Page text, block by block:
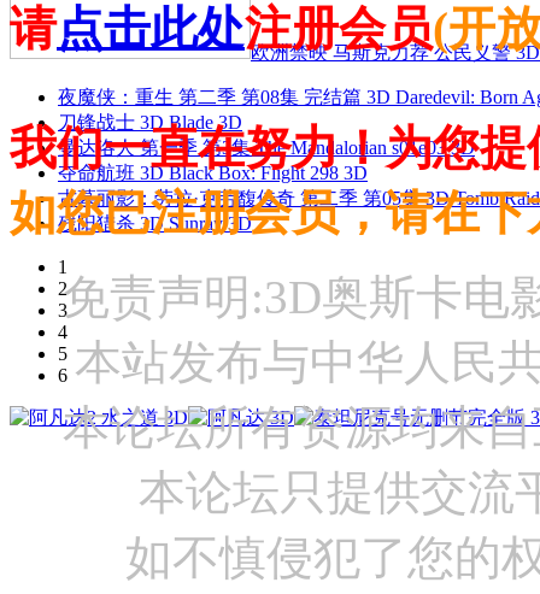
欧洲禁映 马斯克力荐 公民义警 3D
夜魔侠：重生 第二季 第08集 完结篇 3D Daredevil: Born
刀锋战士 3D Blade 3D
曼达洛人 第一季 第3集 The Mandalorian s01e03 3D
夺命航班 3D Black Box: Flight 298 3D
古墓丽影：劳拉·克劳馥传奇 第二季 第05集 3D Tomb
残阳猎杀 3D Sunray 3D
1
2
3
4
5
6
请点击此处注册会员(开
我们一直在努力！为您
如您已注册会员，请在
免责声明:3D奥斯卡电
本站发布与中华人民
本论坛所有资源均来
本论坛只提供交流
如不慎侵犯了您的